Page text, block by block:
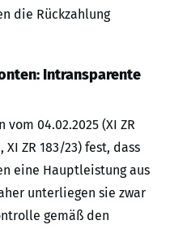
die Rückzahlung
Intransparente
04.02.2025 (XI ZR
XI ZR 183/23) fest, dass
eine Hauptleistung aus
unterliegen sie zwar
gemäß den